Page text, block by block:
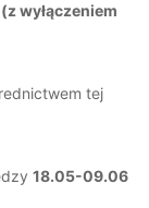
wyłączeniem
tej
18.05-09.06